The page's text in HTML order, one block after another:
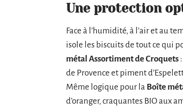
Une protection
Face à l’humidité, à l’air et au
isole les biscuits de tout ce qui
métal Assortiment de Croquets
de Provence et piment
Même logique pour la Boîte
d’oranger, craquantes BIO aux